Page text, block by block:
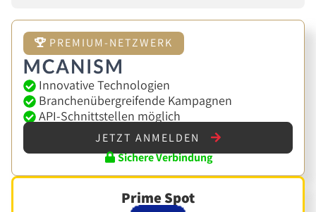
PREMIUM-NETZWERK
Innovative Technologien
Branchenübergreifende Kampagnen
API-Schnittstellen möglich
JETZT ANMELDEN
Sichere Verbindung
Prime Spot